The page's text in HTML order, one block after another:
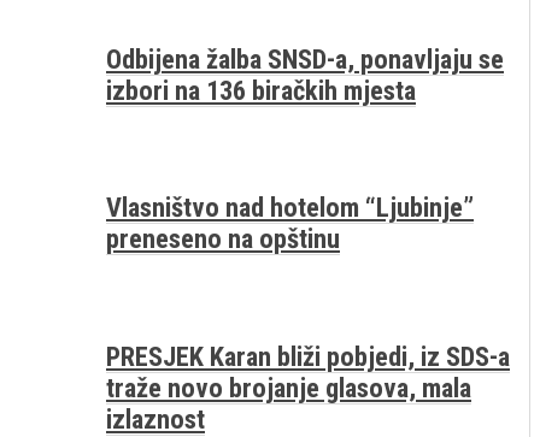
Odbijena žalba SNSD-a, ponavljaju se
izbori na 136 biračkih mjesta
Vlasništvo nad hotelom “Ljubinje”
preneseno na opštinu
PRESJEK Karan bliži pobjedi, iz SDS-a
traže novo brojanje glasova, mala
izlaznost